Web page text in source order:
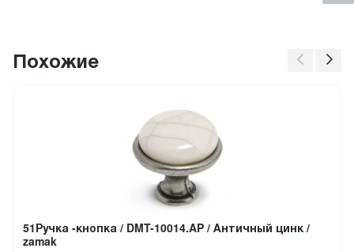
Похожие
51Ручка -кнопка / DMT-10014.AP / Античный цинк /
zamak